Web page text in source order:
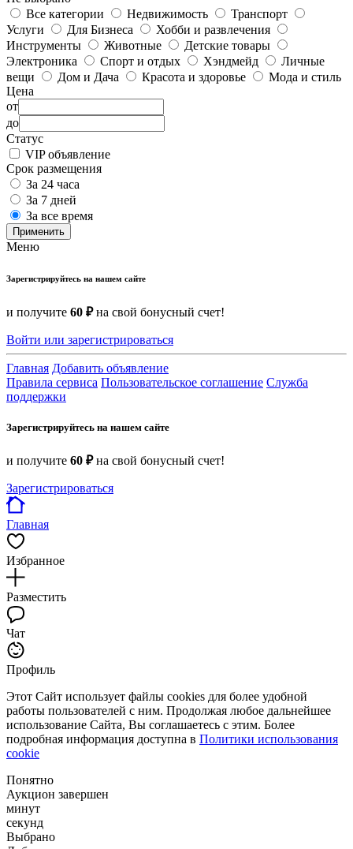
Все категории
Недвижимость
Транспорт
Услуги
Для Бизнеса
Хобби и развлечения
Инструменты
Животные
Детские товары
Электроника
Спорт и отдых Хэндмейд
Личные
вещи
Дом и Дача Красота и здоровье
Мода и стиль
Цена
от
до
Статус
VIP объявление
Срок размещения
За 24 часа
За 7 дней
За все время
Применить
Меню
Зарегистрируйтесь на нашем сайте
и получите 60 ₽на свой бонусный счет!
Войти или зарегистрироваться
Главная Добавить объявление
Правила сервиса Пользовательское соглашение Служба
поддержки
Зарегистрируйтесь на нашем сайте
и получите 60 ₽на свой бонусный счет!
Зарегистрироваться
Главная
Избранное
Разместить
Чат
Профиль
Этот Сайт использует файлы cookies для более удобной
работы пользователей с ним. Продолжая любое дальнейшее
использование Сайта, Вы соглашаетесь с этим. Более
подробная информация доступна в Политики использования
cookie
Понятно
Аукцион завершен
минут
секунд
Выбрано